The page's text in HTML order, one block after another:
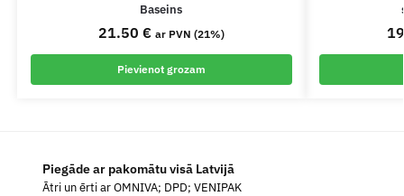
Baseins
21.50 € ar PVN (21%)
Pievienot grozam
Piegāde ar pakomātu visā Latvijā
Ātri un ērti ar OMNIVA; DPD; VENIPAK